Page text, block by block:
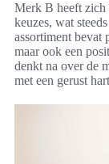
Merk B heeft zich
keuzes, wat
assortiment bevat
maar ook een
denkt na over de
met een gerust